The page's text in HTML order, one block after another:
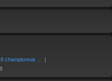
e
championnat …